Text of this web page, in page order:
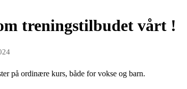
treningstilbudet vårt !
på ordinære kurs, både for vokse og barn.